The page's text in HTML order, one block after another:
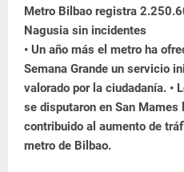
Metro Bilbao registra
Nagusia sin incidentes
• Un año más el metro ha
Semana Grande un servicio
valorado por la ciudadanía. •
se disputaron en San
contribuido al aumento de
metro de Bilbao.